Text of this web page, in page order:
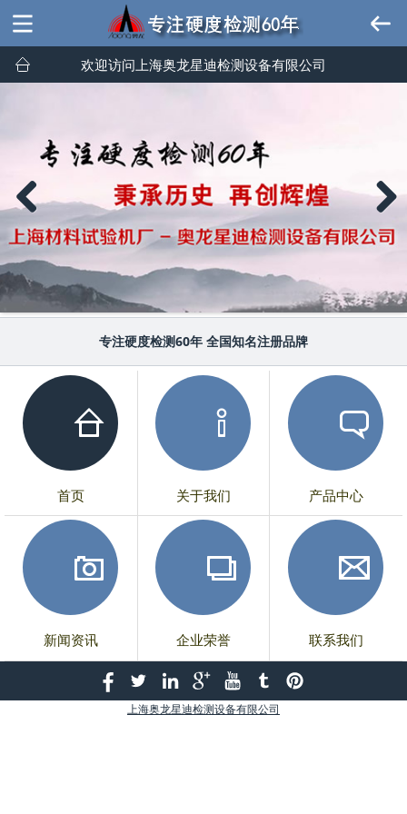
欢迎访问上海奥龙星迪检测设备有限公司
Previous
专注硬度检测60年 全国知名注册品牌
首页 关于我们 产品中心
新闻资讯 企业荣誉 联系我们
上海奥龙星迪检测设备有限公司